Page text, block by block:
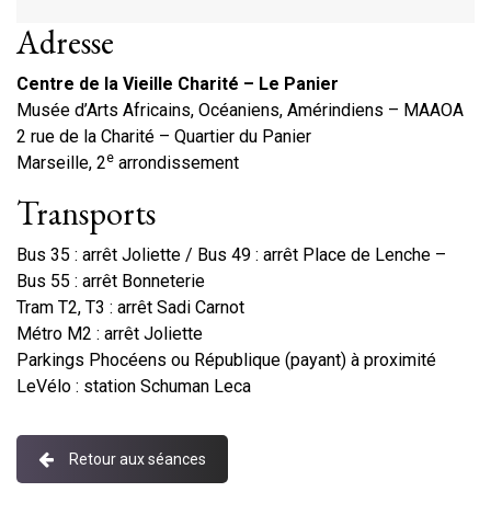
Adresse
Centre de la Vieille Charité – Le Panier
Musée d’Arts Africains, Océaniens, Amérindiens – MAAOA
2 rue de la Charité – Quartier du Panier
Marseille, 2e arrondissement
Transports
Bus 35 : arrêt Joliette / Bus 49 : arrêt Place de Lenche –
Bus 55 : arrêt Bonneterie
Tram T2, T3 : arrêt Sadi Carnot
Métro M2 : arrêt Joliette
Parkings Phocéens ou République (payant) à proximité
LeVélo : station Schuman Leca
Retour aux séances